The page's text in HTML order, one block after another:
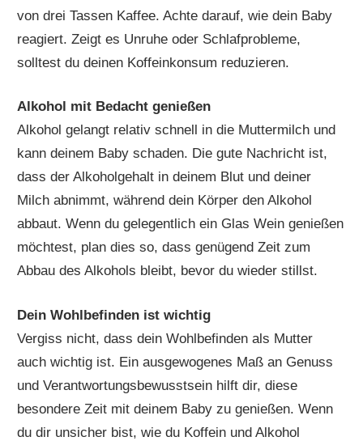
von drei Tassen Kaffee. Achte darauf, wie dein Baby
reagiert. Zeigt es Unruhe oder Schlafprobleme,
solltest du deinen Koffeinkonsum reduzieren.
Alkohol mit Bedacht genießen
Alkohol gelangt relativ schnell in die Muttermilch und
kann deinem Baby schaden. Die gute Nachricht ist,
dass der Alkoholgehalt in deinem Blut und deiner
Milch abnimmt, während dein Körper den Alkohol
abbaut. Wenn du gelegentlich ein Glas Wein genießen
möchtest, plan dies so, dass genügend Zeit zum
Abbau des Alkohols bleibt, bevor du wieder stillst.
Dein Wohlbefinden ist wichtig
Vergiss nicht, dass dein Wohlbefinden als Mutter
auch wichtig ist. Ein ausgewogenes Maß an Genuss
und Verantwortungsbewusstsein hilft dir, diese
besondere Zeit mit deinem Baby zu genießen. Wenn
du dir unsicher bist, wie du Koffein und Alkohol